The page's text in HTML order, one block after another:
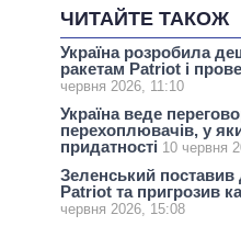
ЧИТАЙТЕ ТАКОЖ
Україна розробила
ракетам Patriot і
червня 2026, 11:10
Україна веде
перехоплювачів, у
придатності 10 червня
Зеленський
Patriot та пригрозив
червня 2026, 15:08